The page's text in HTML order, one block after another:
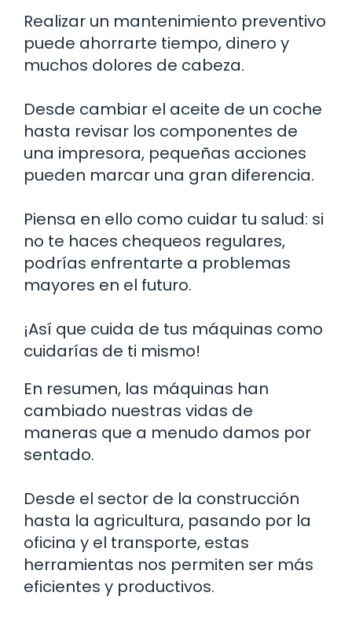
Realizar un mantenimiento preventivo
puede ahorrarte tiempo, dinero y
muchos dolores de cabeza.
Desde cambiar el aceite de un coche
hasta revisar los componentes de
una impresora, pequeñas acciones
pueden marcar una gran diferencia.
Piensa en ello como cuidar tu salud: si
no te haces chequeos regulares,
podrías enfrentarte a problemas
mayores en el futuro.
¡Así que cuida de tus máquinas como
cuidarías de ti mismo!
En resumen, las máquinas han
cambiado nuestras vidas de
maneras que a menudo damos por
sentado.
Desde el sector de la construcción
hasta la agricultura, pasando por la
oficina y el transporte, estas
herramientas nos permiten ser más
eficientes y productivos.